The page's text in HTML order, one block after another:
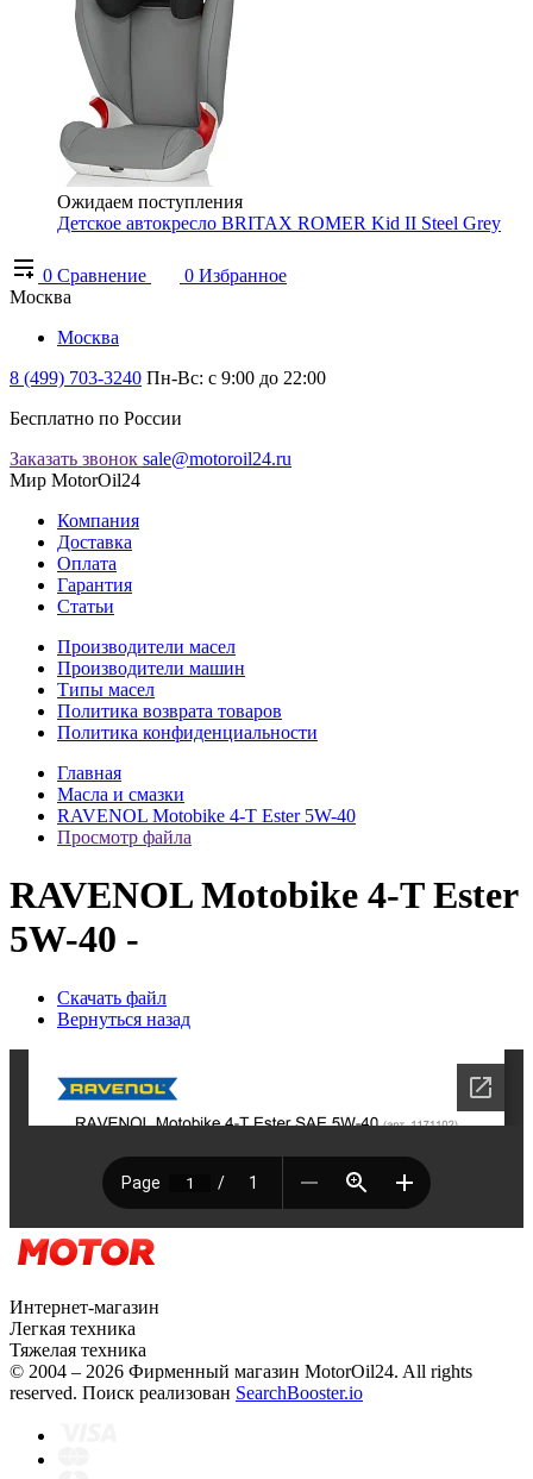
Ожидаем поступления
Детское автокресло BRITAX ROMER Kid II Steel Grey
0 Сравнение 0 Избранное
Москва
Москва
8 (499) 703-3240 Пн-Вс: с 9:00 до 22:00
Бесплатно по России
Заказать звонок sale@motoroil24.ru
Мир MotorOil24
Компания
Доставка
Оплата
Гарантия
Статьи
Производители масел
Производители машин
Типы масел
Политика возврата товаров
Политика конфиденциальности
Главная
Масла и смазки
RAVENOL Motobike 4-T Ester 5W-40
Просмотр файла
RAVENOL Motobike 4-T Ester
5W-40 -
Скачать файл
Вернуться назад
Интернет-магазин
Легкая техника
Тяжелая техника
© 2004 – 2026 Фирменный магазин MotorOil24. All rights
reserved. Поиск реализован SearchBooster.io